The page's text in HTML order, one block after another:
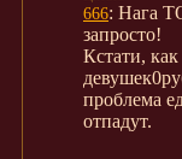
666: Нага
запросто!
Кстати,
проблема
отпадут.